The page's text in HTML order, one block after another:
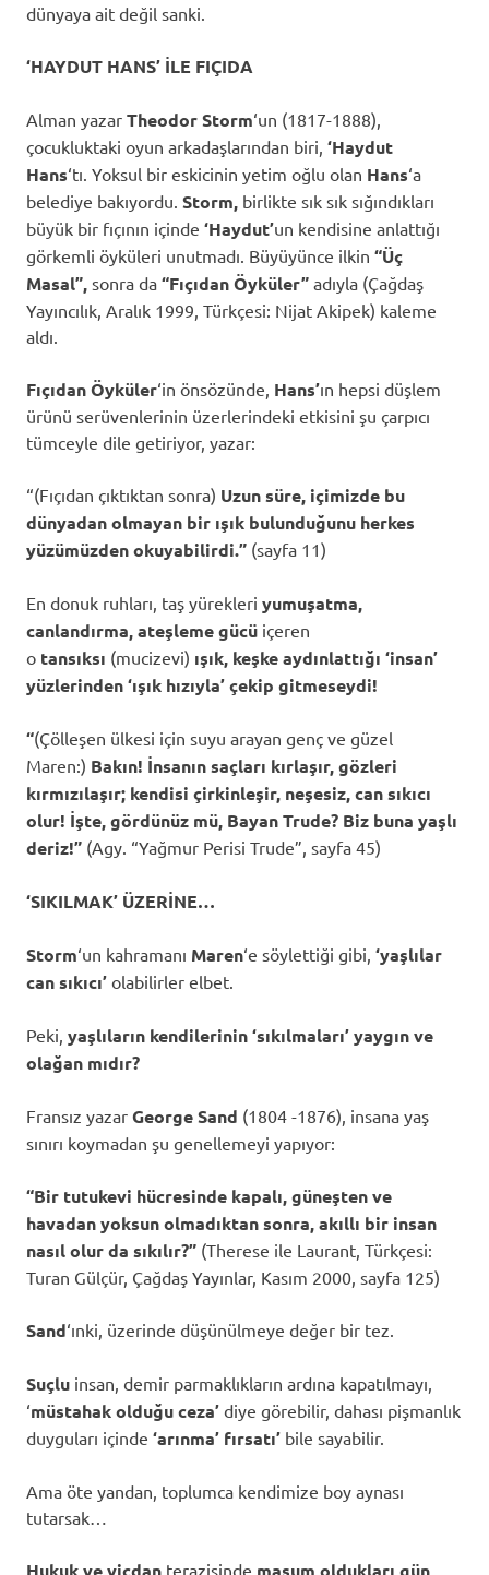
dünyaya ait değil sanki.
‘HAYDUT HANS’ İLE FIÇIDA
Alman yazar Theodor Storm‘un (1817-1888),
çocukluktaki oyun arkadaşlarından biri, ‘Haydut
Hans‘tı. Yoksul bir eskicinin yetim oğlu olan Hans‘a
belediye bakıyordu. Storm, birlikte sık sık sığındıkları
büyük bir fıçının içinde ‘Haydut’un kendisine anlattığı
görkemli öyküleri unutmadı. Büyüyünce ilkin “Üç
Masal”, sonra da “Fıçıdan Öyküler” adıyla (Çağdaş
Yayıncılık, Aralık 1999, Türkçesi: Nijat Akipek) kaleme
aldı.
Fıçıdan Öyküler‘in önsözünde, Hans’ın hepsi düşlem
ürünü serüvenlerinin üzerlerindeki etkisini şu çarpıcı
tümceyle dile getiriyor, yazar:
“(Fıçıdan çıktıktan sonra) Uzun süre, içimizde bu
dünyadan olmayan bir ışık bulunduğunu herkes
yüzümüzden okuyabilirdi.” (sayfa 11)
En donuk ruhları, taş yürekleri yumuşatma,
canlandırma, ateşlemegücü içeren
o tansıksı (mucizevi) ışık, keşke aydınlattığı ‘insan’
yüzlerinden ‘ışık hızıyla’ çekip gitmeseydi!
“(Çölleşen ülkesi için suyu arayan genç ve güzel
Maren:) Bakın! İnsanın saçları kırlaşır, gözleri
kırmızılaşır; kendisi çirkinleşir, neşesiz, can sıkıcı
olur! İşte, gördünüz mü, Bayan Trude? Biz buna yaşlı
deriz!” (Agy. “Yağmur Perisi Trude”, sayfa 45)
‘SIKILMAK’ ÜZERİNE…
Storm‘un kahramanı Maren‘e söylettiği gibi, ‘yaşlılar
can sıkıcı’ olabilirler elbet.
Peki, yaşlıların kendilerinin ‘sıkılmaları’ yaygın ve
olağan mıdır?
Fransız yazar George Sand (1804 -1876), insana yaş
sınırı koymadan şu genellemeyi yapıyor:
“Bir tutukevi hücresinde kapalı, güneşten ve
havadan yoksun olmadıktan sonra, akıllı bir insan
nasıl olur da sıkılır?” (Therese ile Laurant, Türkçesi:
Turan Gülçür, Çağdaş Yayınlar, Kasım 2000, sayfa 125)
Sand‘ınki, üzerinde düşünülmeye değer bir tez.
Suçlu insan, demir parmaklıkların ardına kapatılmayı,
‘müstahak olduğu ceza’ diye görebilir, dahası pişmanlık
duyguları içinde ‘arınma’ fırsatı’ bile sayabilir.
Ama öte yandan, toplumca kendimize boy aynası
tutarsak…
Hukuk ve vicdan terazisinde masum oldukları gün